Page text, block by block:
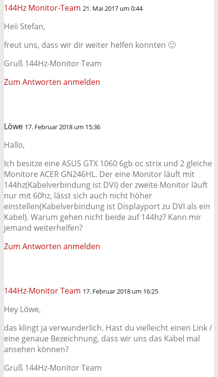
144Hz Monitor-Team 21. Mai 2017 um 0:44
Heii Stefan,
freut uns, dass wir dir weiter helfen konnten 🙂
Gruß 144Hz-Monitor Team
Zum Antworten anmelden
Löwe 17. Februar 2018 um 15:36
Hallo,
Ich besitze eine ASUS GTX 1060 6gb oc strix und 2 gleiche
Monitore ACER GN246HL. Der eine Monitor läuft mit
144hz(Kabelverbindung ist DVI) der zweite Monitor läuft
nur mit 60hz, lässt sich auch nicht höher
einstellen(Kabelverbindung ist Displayport zu DVI als ein
Kabel). Warum gehen nicht beide auf 144hz? Kann mir
jemand weiterhelfen?
Zum Antworten anmelden
144Hz-Monitor Team 17. Februar 2018 um 16:25
Hey Löwe,
das klingt ja verwunderlich. Hast du vielleicht einen Link /
eine genaue Bezeichnung, dass wir uns das Kabel mal
ansehen können?
Gruß 144Hz-Monitor Team